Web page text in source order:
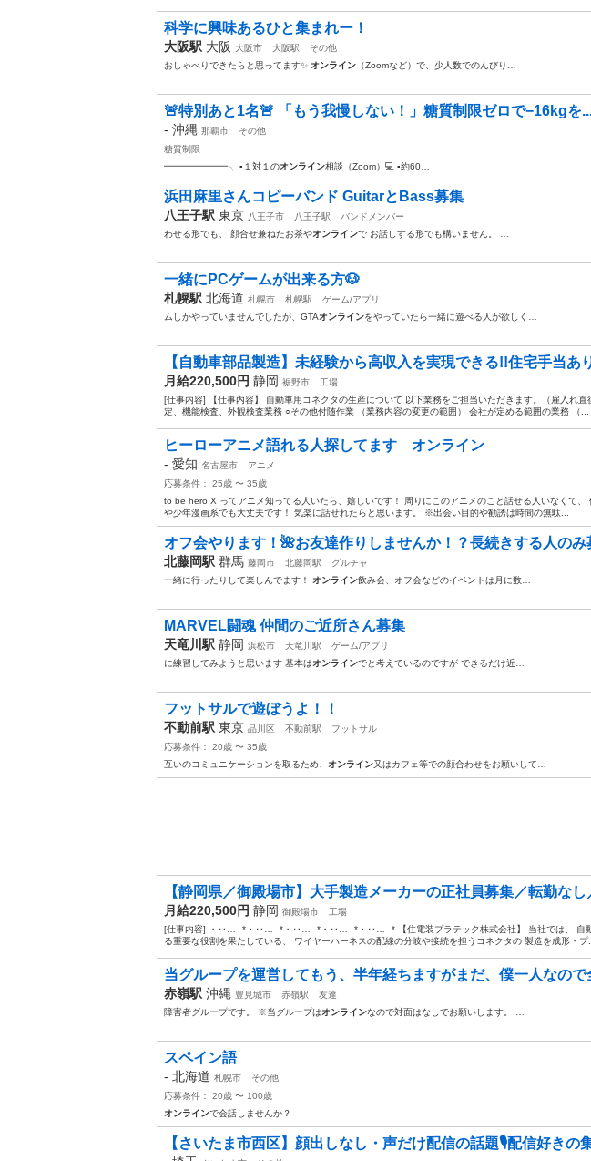
科学に興味あるひと集まれー！
大阪駅 大阪 大阪市 大阪駅
その他
おしゃべりできたらと思ってます✨ オンライン （Zoomなど）で、少人数でのんびり…
🚨特別あと1名🚨 「もう我慢しない！」糖質制限ゼロで−16kgを
- 沖縄 那覇市
その他
糖質制限
━━━━━━━╮ ▪️１対１のオンライン相談（Zoom）💻 ▪️約60…
浜田麻里さんコピーバンド GuitarとBass募集
八王子駅 東京 八王子市 八王子駅
バンドメンバー
わせる形でも、 顔合せ兼ねたお茶やオンラインで お話しする形でも構いません。 …
一緒にPCゲームが出来る方🐶
札幌駅 北海道 札幌市 札幌駅
ゲーム/アプリ
ムしかやっていませんでしたが、GTAオンラインをやっていたら一緒に遊べる人が欲しく…
【自動車部品製造】未経験から高収入を実現できる!!住宅手当あ
月給220,500円 静岡 裾野市
工場
[仕事内容] 【仕事内容】 自動車用コネクタの生産について 以下業務をご担当いただきます。（雇入れ直
定、機能検査、外観検査業務 ○その他付随作業 （業務内容の変更の範囲） 会社が定める範囲の業務 （...
ヒーローアニメ語れる人探してます オンライン
- 愛知 名古屋市
アニメ
応募条件： 25歳 〜 35歳
to be hero X ってアニメ知ってる人いたら、嬉しいです！ 周りにこのアニメのこと話せる人いなくて、
や少年漫画系でも大丈夫です！ 気楽に話せれたらと思います。 ※出会い目的や勧誘は時間の無駄...
オフ会やります！🌺お友達作りしませんか！？長続きする人のみ
北藤岡駅 群馬 藤岡市 北藤岡駅
グルチャ
一緒に行ったりして楽しんでます！ オンライン飲み会、オフ会などのイベントは月に数…
MARVEL闘魂 仲間のご近所さん募集
天竜川駅 静岡 浜松市 天竜川駅
ゲーム/アプリ
に練習してみようと思います 基本はオンラインでと考えているのですが できるだけ近…
フットサルで遊ぼうよ！！
不動前駅 東京 品川区 不動前駅
フットサル
応募条件： 20歳 〜 35歳
互いのコミュニケーションを取るため、 オンライン又はカフェ等での顔合わせをお願いして…
【静岡県／御殿場市】大手製造メーカーの正社員募集／転勤なし
月給220,500円 静岡 御殿場市
工場
[仕事内容] ・‥…─*・‥…─*・‥…─*・‥…─*・‥…─* 【住電装プラテック株式会社】 当社では、 自動
る重要な役割を果たしている、 ワイヤーハーネスの配線の分岐や接続を担うコネクタの 製造を成形・プ...
当グループを運営してもう、半年経ちますがまだ、僕一人なので
赤嶺駅 沖縄 豊見城市 赤嶺駅
友達
障害者グループです。 ※当グループはオンラインなので対面はなしでお願いします。 …
スペイン語
- 北海道 札幌市
その他
応募条件： 20歳 〜 100歳
オンラインで会話しませんか？
【さいたま市西区】顔出しなし・声だけ配信の話題🎙配信好きの